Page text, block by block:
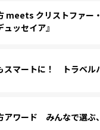
meets クリストファー
ッセイア』
スマートに！ トラベル
アワード みんなで選ぶ